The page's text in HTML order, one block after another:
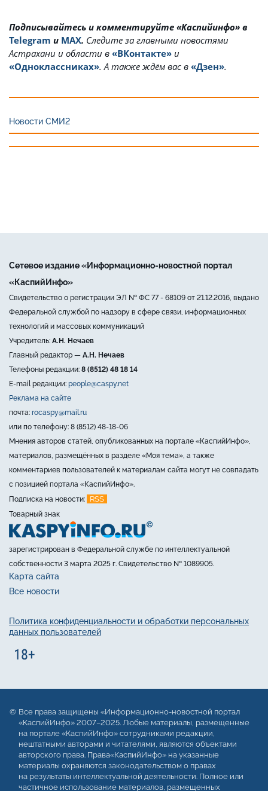
Подписывайтесь и комментируйте «Каспийинфо» в
Telegram и MAX. Cледите за главными новостями
Астрахани и области в «ВКонтакте» и
«Одноклассниках». А также ждём вас в «Дзен».
Новости СМИ2
Сетевое издание «Информационно-новостной портал
«КаспийИнфо»
Свидетельство о регистрации ЭЛ № ФС 77 - 68109 от 21.12.2016, выдано
Федеральной службой по надзору в сфере связи, информационных
технологий и массовых коммуникаций
Учредитель: А.Н. Нечаев
Главный редактор — А.Н. Нечаев
Телефоны редакции: 8 (8512) 48 18 14
E-mail редакции: people@caspy.net
Реклама на сайте
почта: rocaspy@mail.ru
или по телефону: 8 (8512) 48-18-06
Мнения авторов статей, опубликованных на портале «КаспийИнфо»,
материалов, размещённых в разделе «Моя тема», а также
комментариев пользователей к материалам сайта могут не совпадать
с позицией портала «КаспийИнфо».
Подписка на новости:
RSS
Товарный знак
зарегистрирован в Федеральной службе по интеллектуальной
собственности 3 марта 2025 г. Свидетельство № 1089905.
Карта сайта
Все новости
Политика конфиденциальности и обработки персональных
данных пользователей
Все права защищены «Информационно-новостной портал
«КаспийИнфо» 2007–2025. Любые материалы, размещенные
на портале «КаспийИнфо» сотрудниками редакции,
нештатными авторами и читателями, являются объектами
авторского права. Права«КаспийИнфо» на указанные
материалы охраняются законодательством о правах
на результаты интеллектуальной деятельности. Полное или
частичное использование материалов, размещенных